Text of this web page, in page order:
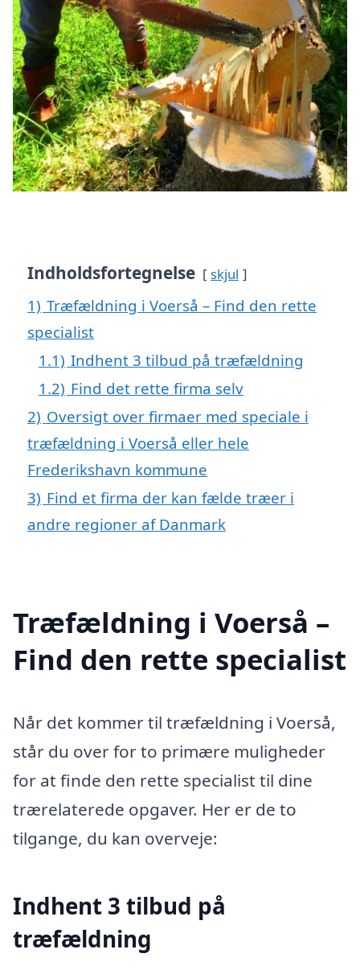
Indholdsfortegnelse skjul
1) Træfældning i Voerså – Find den rette
specialist
1.1) Indhent 3 tilbud på træfældning
1.2) Find det rette firma selv
2) Oversigt over firmaer med speciale i
træfældning i Voerså eller hele
Frederikshavn kommune
3) Find et firma der kan fælde træer i
andre regioner af Danmark
Træfældning i Voerså –
Find den rette specialist
Når det kommer til træfældning i Voerså,
står du over for to primære muligheder
for at finde den rette specialist til dine
trærelaterede opgaver. Her er de to
tilgange, du kan overveje:
Indhent 3 tilbud på
træfældning